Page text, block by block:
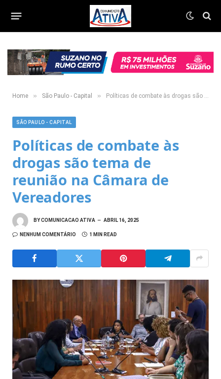
Home » São Paulo - Capital » Políticas de combate às drogas são tema de reunião na Câmara de Vereadores
SÃO PAULO - CAPITAL
Políticas de combate às
drogas são tema de
reunião na Câmara de
Vereadores
BYCOMUNICACAO ATIVA ABRIL 16, 2025
NENHUM COMENTÁRIO 1 MIN READ